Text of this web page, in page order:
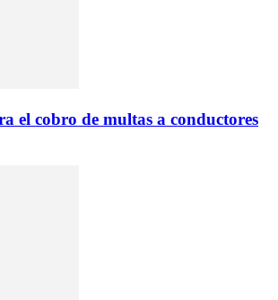
el cobro de multas a conductores